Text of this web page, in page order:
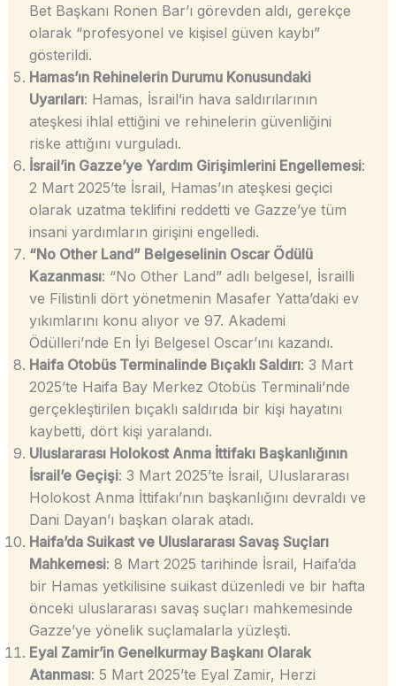
Bet Başkanı Ronen Bar’ı görevden aldı, gerekçe
olarak “profesyonel ve kişisel güven kaybı”
gösterildi.
Hamas’ın Rehinelerin Durumu Konusundaki
Uyarıları: Hamas, İsrail’in hava saldırılarının
ateşkesi ihlal ettiğini ve rehinelerin güvenliğini
riske attığını vurguladı.
İsrail’in Gazze’ye Yardım Girişimlerini Engellemesi:
2 Mart 2025’te İsrail, Hamas’ın ateşkesi geçici
olarak uzatma teklifini reddetti ve Gazze’ye tüm
insani yardımların girişini engelledi.
“No Other Land” Belgeselinin Oscar Ödülü
Kazanması: “No Other Land” adlı belgesel, İsrailli
ve Filistinli dört yönetmenin Masafer Yatta’daki ev
yıkımlarını konu alıyor ve 97. Akademi
Ödülleri’nde En İyi Belgesel Oscar’ını kazandı.
Haifa Otobüs Terminalinde Bıçaklı Saldırı: 3 Mart
2025’te Haifa Bay Merkez Otobüs Terminali’nde
gerçekleştirilen bıçaklı saldırıda bir kişi hayatını
kaybetti, dört kişi yaralandı.
Uluslararası Holokost Anma İttifakı Başkanlığının
İsrail’e Geçişi: 3 Mart 2025’te İsrail, Uluslararası
Holokost Anma İttifakı’nın başkanlığını devraldı ve
Dani Dayan’ı başkan olarak atadı.
Haifa’da Suikast ve Uluslararası Savaş Suçları
Mahkemesi: 8 Mart 2025 tarihinde İsrail, Haifa’da
bir Hamas yetkilisine suikast düzenledi ve bir hafta
önceki uluslararası savaş suçları mahkemesinde
Gazze’ye yönelik suçlamalarla yüzleşti.
Eyal Zamir’in Genelkurmay Başkanı Olarak
Atanması: 5 Mart 2025’te Eyal Zamir, Herzi